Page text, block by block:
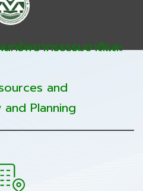
ทรัพยากรธรรมชาติและ
and
Planning